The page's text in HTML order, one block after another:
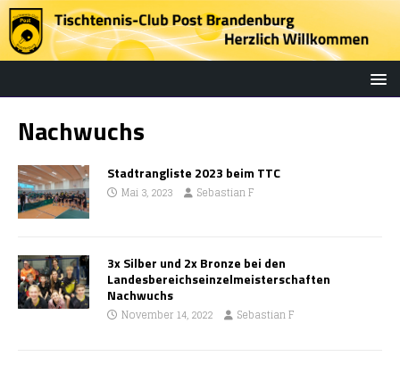
Nachwuchs
Stadtrangliste 2023 beim TTC
Mai 3, 2023 Sebastian F
3x Silber und 2x Bronze bei den
Landesbereichseinzelmeisterschaften
Nachwuchs
November 14, 2022 Sebastian F